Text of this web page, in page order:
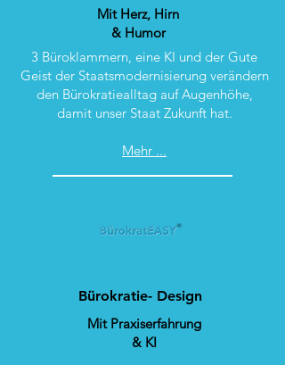
Mit Herz, Hirn
& Humor
3 Büroklammern, eine KI und der Gute
Geist der Staatsmodernisierung verändern
den Bürokratiealltag auf Augenhöhe,
damit unser Staat Zukunft hat.
Mehr ...
Bürokratie- Design
Mit Praxiserfahrung
& KI